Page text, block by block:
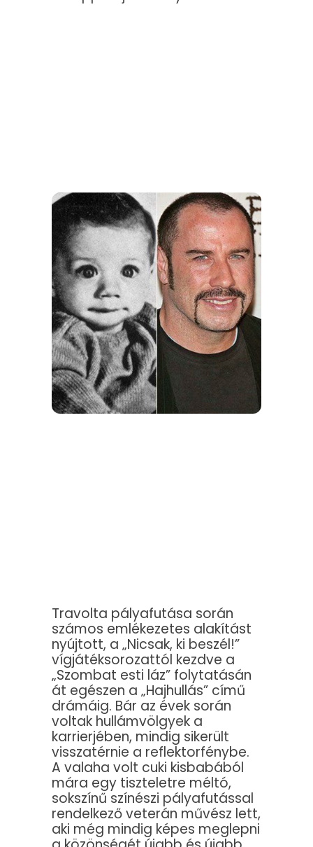
Travolta pályafutása során
számos emlékezetes alakítást
nyújtott, a „Nicsak, ki beszél!”
vígjátéksorozattól kezdve a
„Szombat esti láz” folytatásán
át egészen a „Hajhullás” című
drámáig. Bár az évek során
voltak hullámvölgyek a
karrierjében, mindig sikerült
visszatérnie a reflektorfénybe.
A valaha volt cuki kisbabából
mára egy tiszteletre méltó,
sokszínű színészi pályafutással
rendelkező veterán művész lett,
aki még mindig képes meglepni